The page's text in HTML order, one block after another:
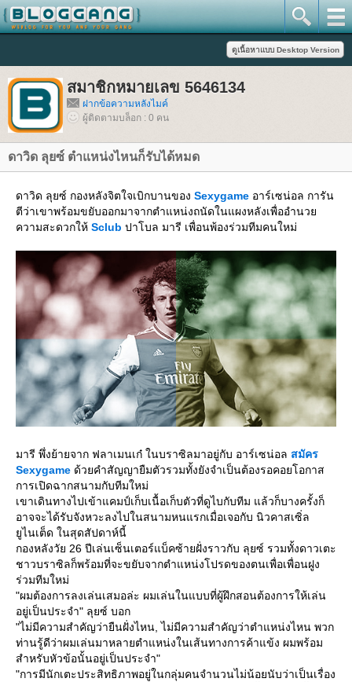
สมาชิกหมายเลข 5646134
ฝากข้อความหลังไมค์
ผู้ติดตามบล็อก : 0 คน
ดาวิด ลุยซ์ ตำแหน่งไหนก็รับได้หมด
ดาวิด ลุยซ์ กองหลังจิตใจเบิกบานของ Sexygame อาร์เซน่อล การัน
ตีว่าเขาพร้อมขยับออกมาจากตำแหน่งถนัดในแผงหลังเพื่ออำนว
ความสะดวกให้ Sclub ปาโบล มารี เพื่อนพ้องร่วมทีมคนใหม่
มารี พึ่งย้ายจาก ฟลาเมนเก๋ ในบราซิลมาอยู่กับ อาร์เซน่อล สมัคร
Sexygame ด้วยคำสัญญายืมตัวรวมทั้งยังจำเป็นต้องรอคอยโอกาส
การเปิดฉากสนามกับทีมใหม่
เขาเดินทางไปเข้าแคมป์เก็บเนื้อเก็บตัวที่ดูไบกับทีม แล้วก็บางครั้งก็
อาจจะได้รับจังหวะลงไปในสนามหนแรกเมื่อเจอกับ นิวคาสเซิ่ล
ูไนเต็ด ในสุดสัปดาห์นี้
กองหลังวัย 26 ปีเล่นเซ็นเตอร์แบ็คซ้ายฝั่งราวกับ ลุยซ์ รวมทั้งดาวเตะ
ชาวบราซิลก็พร้อมที่จะขยับจากตำแหน่งโปรดของตนเพื่อเพื่อนฝูง
ร่วมทีมใหม่
"ผมต้องการลงเล่นเสมอล่ะ ผมเล่นในแบบที่ผู้ฝึกสอนต้องการให้เล่น
อยู่เป็นประจำ" ลุยซ์ บอก
"ไม่มีความสำคัญว่ายืนฝั่งไหน, ไม่มีความสำคัญว่าตำแหน่งไหน พวก
ท่านรู้ดีว่าผมเล่นมาหลายตำแหน่งในเส้นทางการค้าแข้ง ผมพร้อม
สำหรับหัวข้อนั้นอยู่เป็นประจำ"
"การมีนักเตะประสิทธิภาพอยู่ในกลุ่มคนจำนวนไม่น้อยนับว่าเป็นเรื่อง